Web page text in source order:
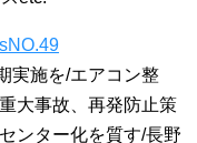
実施を/エアコン整
大事故、再発防止策
ンター化を質す/長野